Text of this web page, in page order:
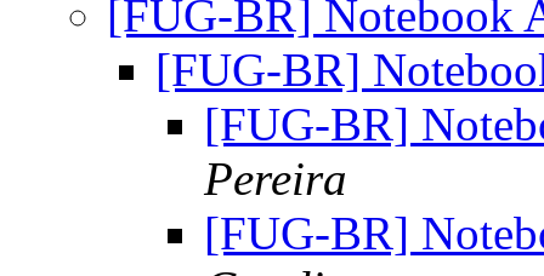
[FUG-BR] Notebook
[FUG-BR]
[FUG-BR]
Pereira
[FUG-BR]